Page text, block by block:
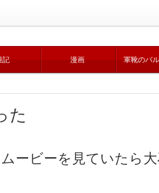
記 漫画 軍靴のバ
た
ービーを見ていたら